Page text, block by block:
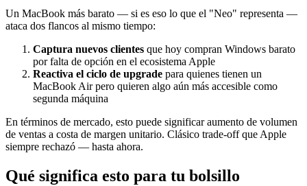
Un MacBook más barato — si es eso lo que el "Neo" representa —
ataca dos flancos al mismo tiempo:
Captura nuevos clientes que hoy compran Windows barato
por falta de opción en el ecosistema Apple
Reactiva el ciclo de upgrade para quienes tienen un
MacBook Air pero quieren algo aún más accesible como
segunda máquina
En términos de mercado, esto puede significar aumento de volumen
de ventas a costa de margen unitario. Clásico trade-off que Apple
siempre rechazó — hasta ahora.
Qué significa esto para tu bolsillo